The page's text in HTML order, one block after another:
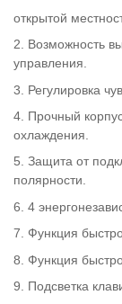
открытой
2. Возможность
управления.
3. Регулировка
4. Прочный
охлаждения.
5. Защита от
полярности.
6. 4
7. Функция
8. Функция
9. Подсветка